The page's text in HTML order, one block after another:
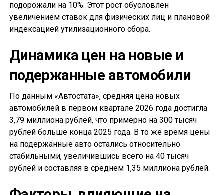
подорожали на 10%. Этот рост обусловлен
увеличением ставок для физических лиц и плановой
индексацией утилизационного сбора.
Динамика цен на новые и
подержанные автомобили
По данным «Автостата», средняя цена новых
автомобилей в первом квартале 2026 года достигла
3,79 миллиона рублей, что примерно на 300 тысяч
рублей больше конца 2025 года. В то же время цены
на подержанные авто остались относительно
стабильными, увеличившись всего на 40 тысяч
рублей и составляя в среднем 1,35 миллиона рублей.